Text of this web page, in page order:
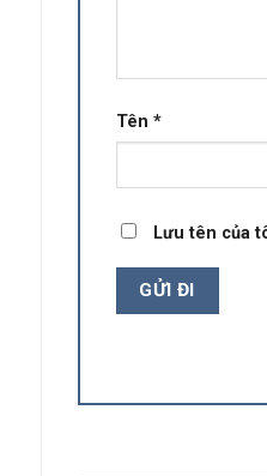
Tên *
Lưu tên của